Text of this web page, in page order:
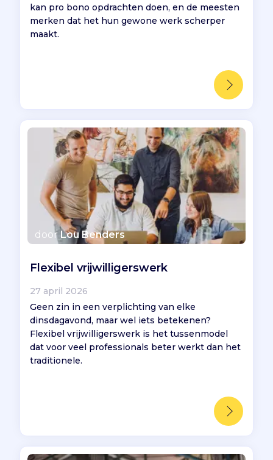
kan pro bono opdrachten doen, en de meesten
merken dat het hun gewone werk scherper
maakt.
door Lou Benders
Flexibel vrijwilligerswerk
27 april 2026
Geen zin in een verplichting van elke
dinsdagavond, maar wel iets betekenen?
Flexibel vrijwilligerswerk is het tussenmodel
dat voor veel professionals beter werkt dan het
traditionele.